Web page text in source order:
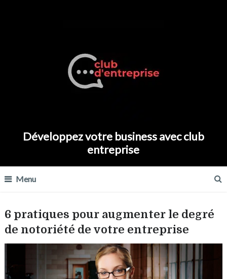
Développez votre business avec club
entreprise
Menu
6 pratiques pour augmenter le degré
de notoriété de votre entreprise